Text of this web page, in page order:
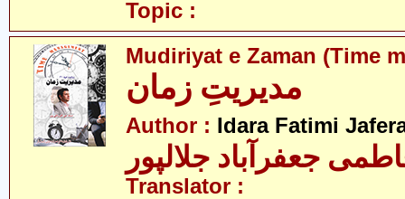
Topic :
Mudiriyat e Zaman (Time
مدیریتِ زمان
Author : Idara Fatimi
جعفرآباد جلالپور
Translator :